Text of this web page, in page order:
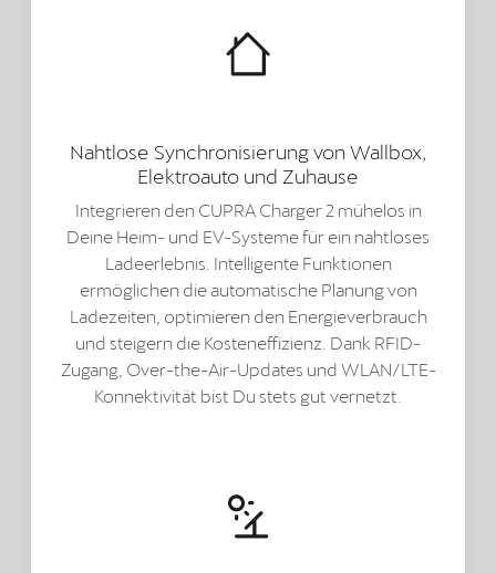
Nahtlose Synchronisierung von Wallbox,
Elektroauto und Zuhause
Integrieren den CUPRA Charger 2 mühelos in
Deine Heim- und EV-Systeme für ein nahtloses
Ladeerlebnis. Intelligente Funktionen
ermöglichen die automatische Planung von
Ladezeiten, optimieren den Energieverbrauch
und steigern die Kosteneffizienz. Dank RFID-
Zugang, Over-the-Air-Updates und WLAN/LTE-
Konnektivität bist Du stets gut vernetzt.